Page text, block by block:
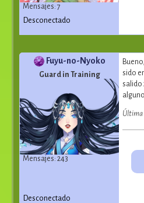
Mensajes: 7
Desconectado
Fuyu-no-Nyoko
Guard in Training
Mensajes: 243
sido
salido
Última
Desconectado